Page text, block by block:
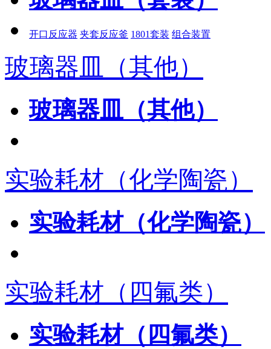
开口反应器 夹套反应釜 1801套装 组合装置
玻璃器皿（其他）
玻璃器皿（其他）
实验耗材（化学陶瓷）
实验耗材（化学陶瓷）
实验耗材（四氟类）
实验耗材（四氟类）